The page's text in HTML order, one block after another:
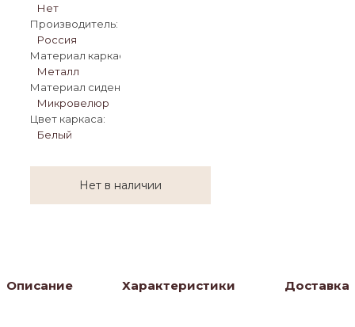
Нет
Производитель:
Россия
Материал каркаса:
Металл
Материал сиденья:
Микровелюр
Цвет каркаса:
Белый
Нет в наличии
Описание Характеристики Доставка